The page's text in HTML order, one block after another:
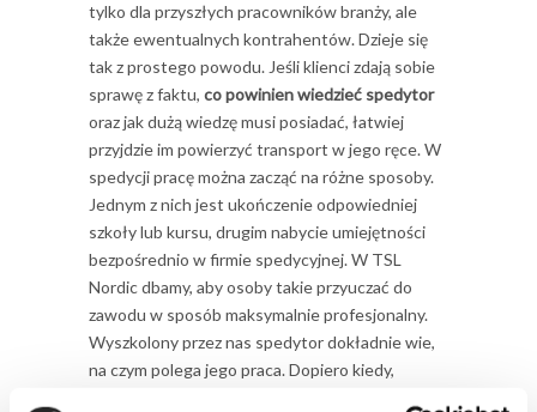
tylko dla przyszłych pracowników branży, ale
także ewentualnych kontrahentów. Dzieje się
tak z prostego powodu. Jeśli klienci zdają sobie
sprawę z faktu, co powinien wiedzieć spedytor
oraz jak dużą wiedzę musi posiadać, łatwiej
przyjdzie im powierzyć transport w jego ręce. W
spedycji pracę można zacząć na różne sposoby.
Jednym z nich jest ukończenie odpowiedniej
szkoły lub kursu, drugim nabycie umiejętności
bezpośrednio w firmie spedycyjnej. W TSL
Nordic dbamy, aby osoby takie przyuczać do
zawodu w sposób maksymalnie profesjonalny.
Wyszkolony przez nas spedytor dokładnie wie,
na czym polega jego praca. Dopiero kiedy,